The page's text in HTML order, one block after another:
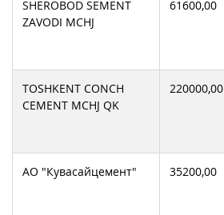
SHEROBOD SEMENT
ZAVODI MCHJ
61600,00
TOSHKENT CONCH
CEMENT MCHJ QK
220000,00
АО "Кувасайцемент" 35200,00